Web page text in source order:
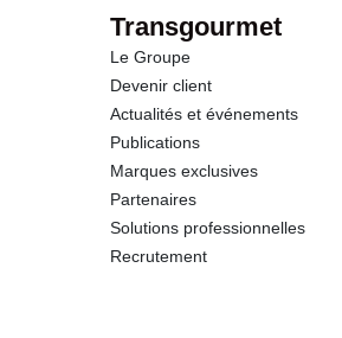
Protéines
Sel
Transgourmet
Le Groupe
Devenir client
Actualités et événements
Publications
Marques exclusives
Partenaires
Solutions professionnelles
Recrutement